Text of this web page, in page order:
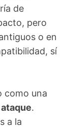
de
pero
o en
sí
como una
.
a la